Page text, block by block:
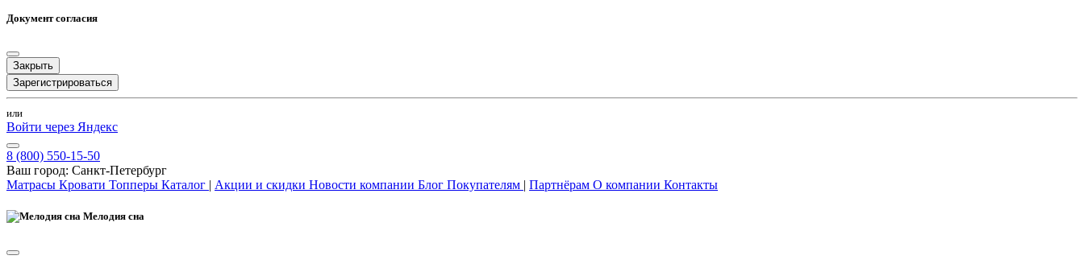
Документ согласия
Закрыть
Зарегистрироваться
или
Войти через Яндекс
8 (800) 550-15-50
Ваш город: Санкт-Петербург
Матрасы Кровати Топперы Каталог | Акции и скидки Новости компании Блог Покупателям | Партнёрам О компании Контакты
Мелодия сна